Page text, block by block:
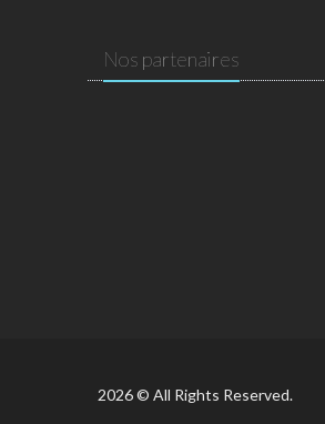
Nos partenaires
2026 © All Rights Reserved.